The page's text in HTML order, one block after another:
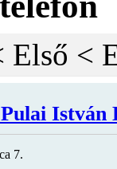
Első <
István
7.